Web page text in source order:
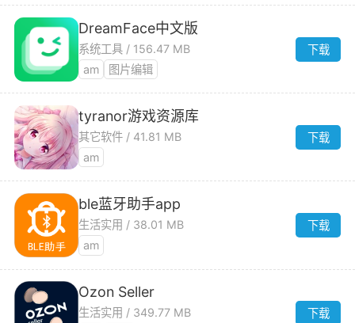
DreamFace中文版
系统工具 / 156.47 MB
am
图片编辑
下载
tyranor游戏资源库
其它软件 / 41.81 MB
am
下载
ble蓝牙助手app
生活实用 / 38.01 MB
am
下载
Ozon Seller
生活实用 / 349.77 MB
下载